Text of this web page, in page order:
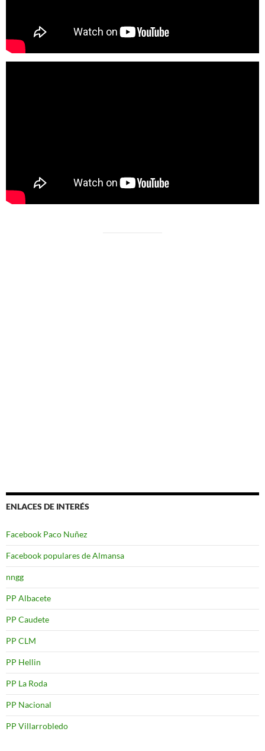
ENLACES DE INTERÉS
Facebook Paco Nuñez
Facebook populares de Almansa
nngg
PP Albacete
PP Caudete
PP CLM
PP Hellin
PP La Roda
PP Nacional
PP Villarrobledo